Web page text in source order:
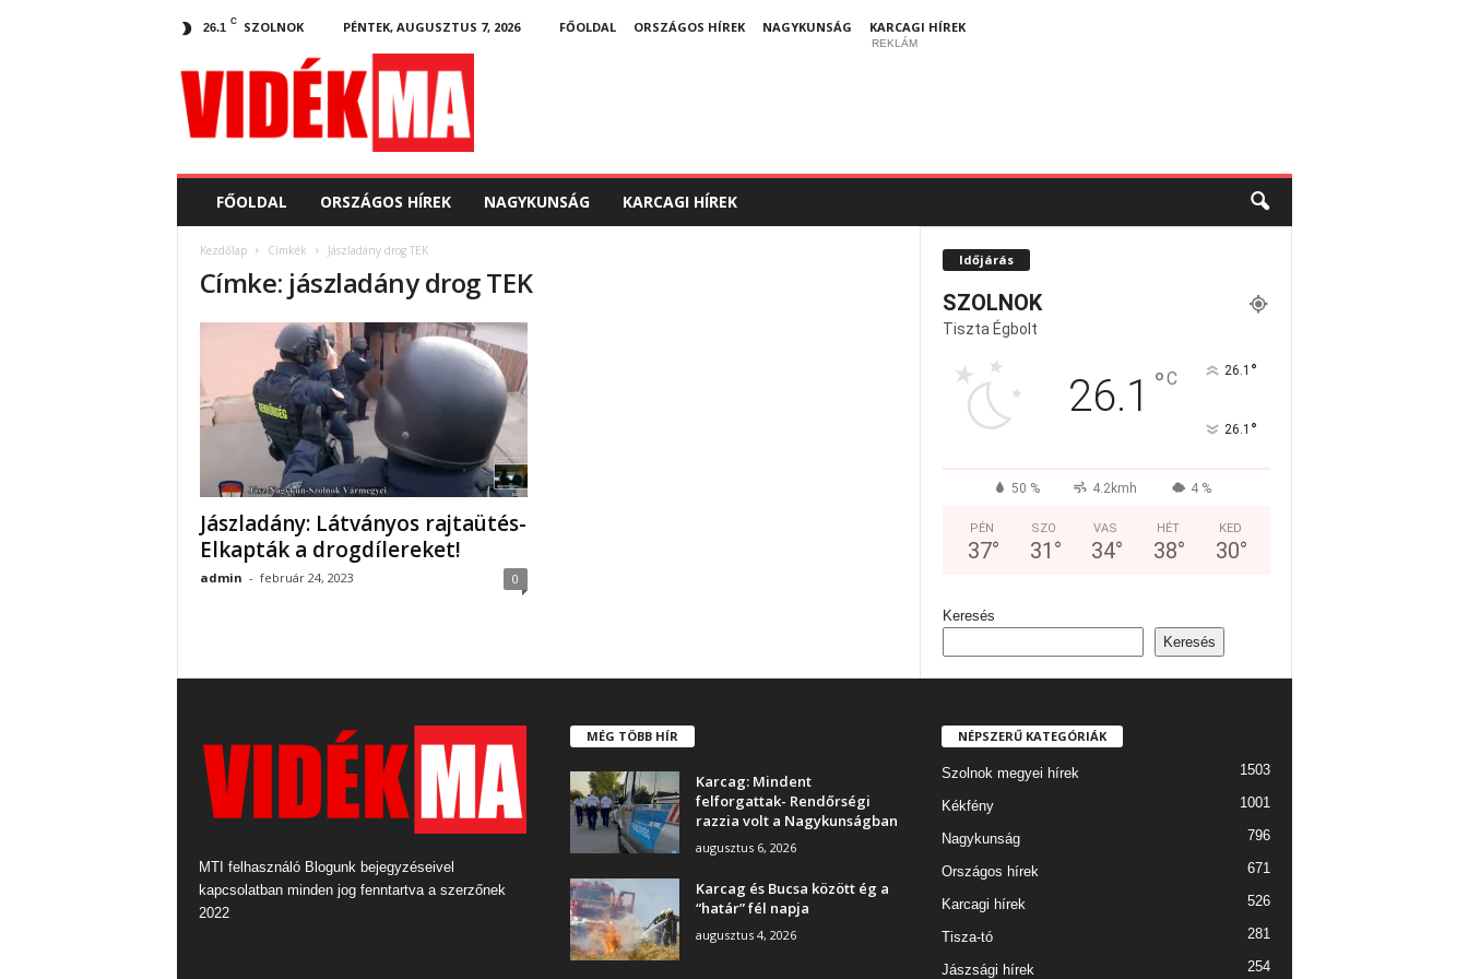
26.1 C SZOLNOK PÉNTEK, AUGUSZTUS 7, 2026 FŐOLDAL ORSZÁGOS HÍREK NAGYKUNSÁG
KARCAGI HÍREK
d
REKLÁM
FŐOLDAL ORSZÁGOS HÍREK NAGYKUNSÁG KARCAGI HÍREK
Kezdőlap Címkék Jászladány drog TEK
Címke: jászladány drog TEK
Jászladány: Látványos rajtaütés-
Elkapták a drogdílereket!
admin - február 24, 2023 0
Időjárás
SZOLNOK
Tiszta Égbolt
26.1 °C 26.1 °
26.1 °
50 % 4.2kmh 4 %
PÉN
37°
SZO
31 °
VAS
34°
HÉT
38°
KED
30°
Keresés
Keresés
MTI felhasználó Blogunk bejegyzéseivel
kapcsolatban minden jog fenntartva a szerzőnek
2022
MÉG TÖBB HÍR
Karcag: Mindent
felforgattak- Rendőrségi
razzia volt a Nagykunságban
augusztus 6, 2026
Karcag és Bucsa között ég a
“határ” fél napja
augusztus 4, 2026
NÉPSZERŰ KATEGÓRIÁK
Szolnok megyei hírek 1503
Kékfény 1001
Nagykunság 796
Országos hírek 671
Karcagi hírek 526
Tisza-tó 281
Jászsági hírek 254